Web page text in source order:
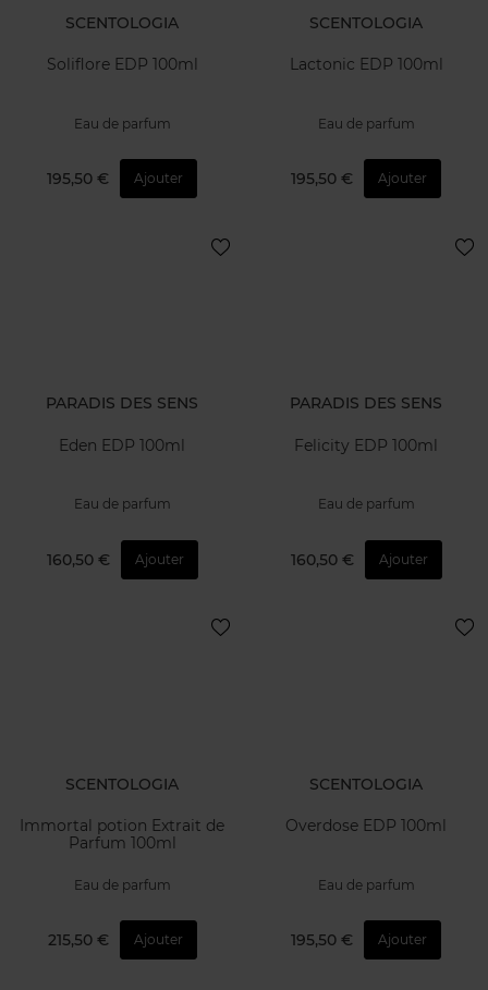
SCENTOLOGIA
Soliflore EDP 100ml
Eau de parfum
195,50 € Ajouter
SCENTOLOGIA
Lactonic EDP 100ml
Eau de parfum
195,50 € Ajouter
PARADIS DES SENS
Eden EDP 100ml
Eau de parfum
160,50 € Ajouter
PARADIS DES SENS
Felicity EDP 100ml
Eau de parfum
160,50 € Ajouter
SCENTOLOGIA
Immortal potion Extrait de
Parfum 100ml
Eau de parfum
215,50 € Ajouter
SCENTOLOGIA
Overdose EDP 100ml
Eau de parfum
195,50 € Ajouter